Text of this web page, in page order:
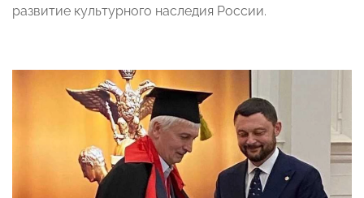
развитие культурного наследия России.